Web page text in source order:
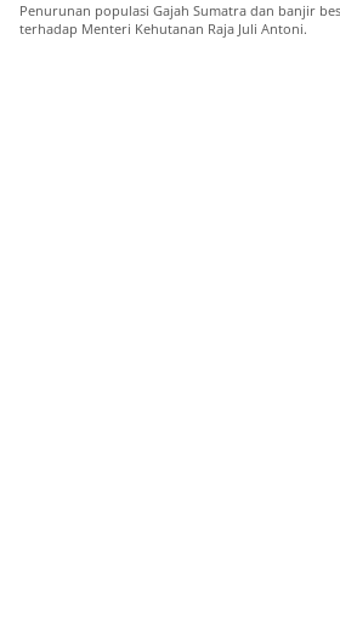
Penurunan populasi Gajah Sumatra dan banjir
terhadap Menteri Kehutanan Raja Juli Antoni.